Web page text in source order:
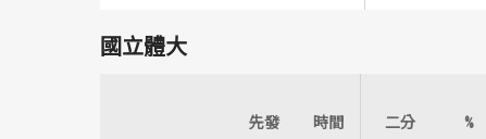
國立體大
先發
時間 二分 %